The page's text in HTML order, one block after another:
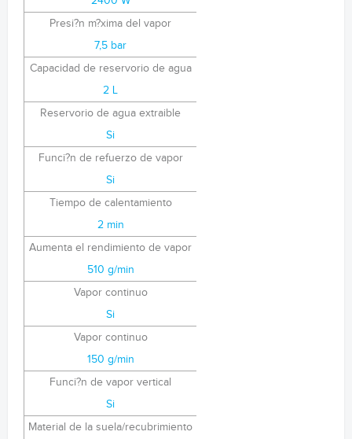
Presi?n m?xima del vapor
7,5 bar
Capacidad de reservorio de agua
2 L
Reservorio de agua extraible
Si
Funci?n de refuerzo de vapor
Si
Tiempo de calentamiento
2 min
Aumenta el rendimiento de vapor
510 g/min
Vapor continuo
Si
Vapor continuo
150 g/min
Funci?n de vapor vertical
Si
Material de la suela/recubrimiento